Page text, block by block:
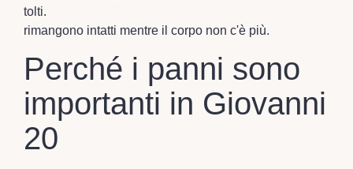
tolti.
rimangono intatti mentre il corpo non c'è più.
Perché i panni sono
importanti in Giovanni
20